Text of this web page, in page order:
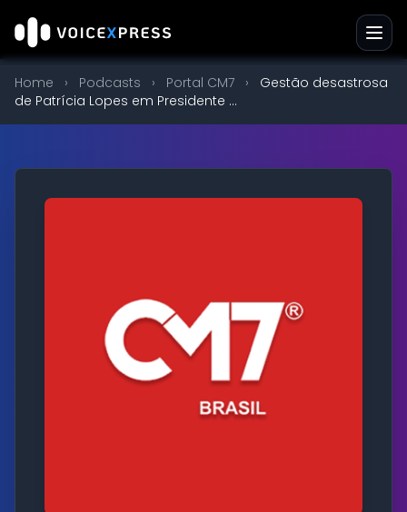
Home › Podcasts › Portal CM7 ›
Gestão desastrosa
de Patrícia Lopes em Presidente ...